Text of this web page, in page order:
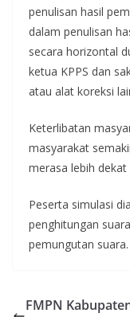
penulisan hasil
dalam penulisan
secara horizontal
ketua KPPS dan
atau alat koreksi
Keterlibatan
masyarakat
merasa lebih
Peserta simulasi
penghitungan
pemungutan
FMPN